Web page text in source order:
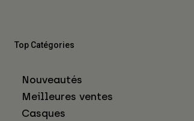
Top Catégories
Nouveautés
Meilleures ventes
Casques